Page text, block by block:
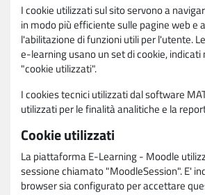
I cookie utilizzati sul sito servono a
in modo più efficiente sulle pagine web e
l'abilitazione di funzioni utili per l'utente.
e-learning usano un set di cookie,
"cookie utilizzati".
I cookies tecnici utilizzati dal software
utilizzati per le finalità analitiche e la
Cookie utilizzati
La piattaforma E-Learning - Moodle
sessione chiamato "MoodleSession". E'
browser sia configurato per accettare